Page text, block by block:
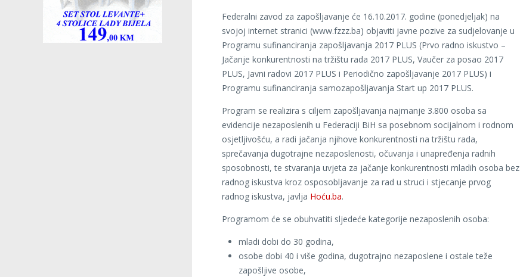
Federalni zavod za zapošljavanje će 16.10.2017. godine (ponedjeljak) na
svojoj internet stranici (www.fzzz.ba) objaviti javne pozive za sudjelovanje u
Programu sufinanciranja zapošljavanja 2017 PLUS (Prvo radno iskustvo –
Jačanje konkurentnosti na tržištu rada 2017 PLUS, Vaučer za posao 2017
PLUS, Javni radovi 2017 PLUS i Periodično zapošljavanje 2017 PLUS) i
Programu sufinanciranja samozapošljavanja Start up 2017 PLUS.
Program se realizira s ciljem zapošljavanja najmanje 3.800 osoba sa
evidencije nezaposlenih u Federaciji BiH sa posebnom socijalnom i rodnom
osjetljivošću, a radi jačanja njihove konkurentnosti na tržištu rada,
sprečavanja dugotrajne nezaposlenosti, očuvanja i unapređenja radnih
sposobnosti, te stvaranja uvjeta za jačanje konkurentnosti mladih osoba bez
radnog iskustva kroz osposobljavanje za rad u struci i stjecanje prvog
radnog iskustva, javlja Hoću.ba.
Programom će se obuhvatiti sljedeće kategorije nezaposlenih osoba:
mladi dobi do 30 godina,
osobe dobi 40 i više godina, dugotrajno nezaposlene i ostale teže
zapošljive osobe,